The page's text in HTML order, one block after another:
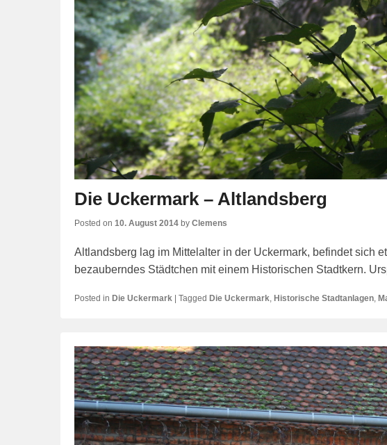
Die Uckermark – Altlandsberg
Posted on 10. August 2014 by Clemens
Altlandsberg lag im Mittelalter in der Uckermark, befindet sich
bezauberndes Städtchen mit einem Historischen Stadtkern.
Posted in Die Uckermark | Tagged Die Uckermark Historische Stadtanlagen